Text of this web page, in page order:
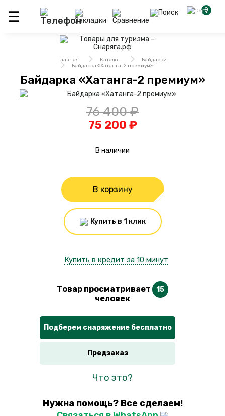
0
Главная Каталог
Байдарки
Байдарка «Хатанга-2 премиум»
Байдарка «Хатанга-2 премиум»
76 400 ₽
75 200 ₽
В наличии
В корзину
Купить в 1 клик
Купить в кредит за 10 минут
Товар просматривает 15
человек
Подберем снаряжение бесплатно
Предзаказ
Что это?
Нужна помощь? Все сделаем!